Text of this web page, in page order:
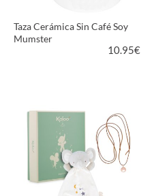
Taza Cerámica Sin Café Soy
Mumster
10.95€